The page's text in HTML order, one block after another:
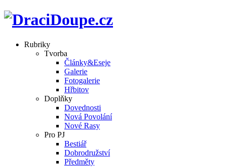
Rubriky
Tvorba
Články&Eseje
Galerie
Fotogalerie
Hřbitov
Doplňky
Dovednosti
Nová Povolání
Nové Rasy
Pro PJ
Bestiář
Dobrodružství
Předměty